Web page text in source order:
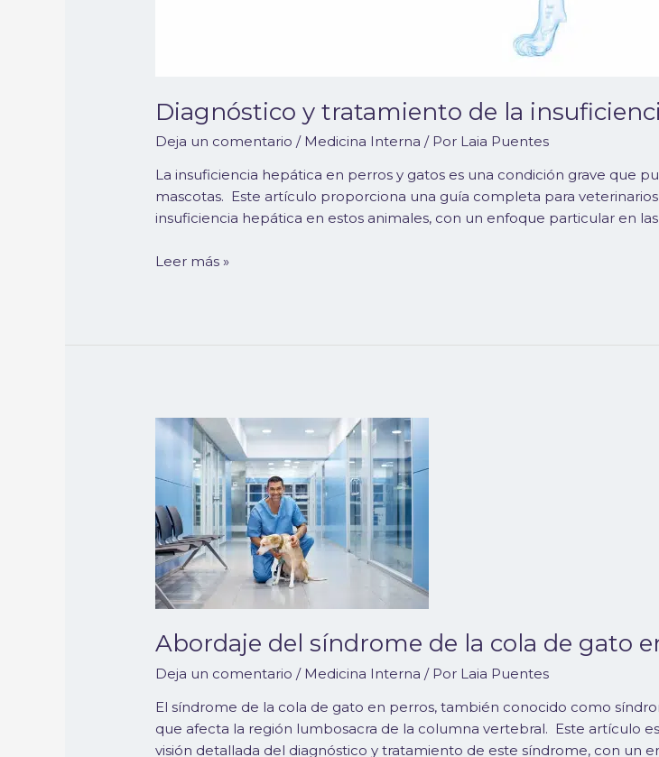
Diagnóstico y tratamiento de la
Deja un comentario / Medicina Interna / Por Laia Puentes
La insuficiencia hepática en perros y gatos es una condición grave que
mascotas. Este artículo proporciona una guía completa para
insuficiencia hepática en estos animales, con un enfoque particular en
Leer más »
Abordaje del síndrome de la cola de gato
Deja un comentario / Medicina Interna / Por Laia Puentes
El síndrome de la cola de gato en perros, también conocido como
que afecta la región lumbosacra de la columna vertebral. Este artículo
visión detallada del diagnóstico y tratamiento de este síndrome, con un
Abordaje
síndrome
la
cola
de
gato
en